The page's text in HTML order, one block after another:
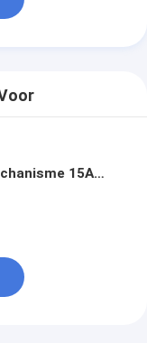
15A